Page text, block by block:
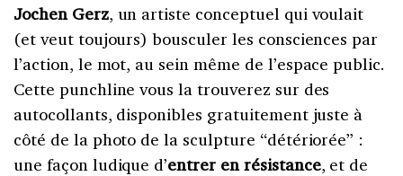
Jochen Gerz, un artiste conceptuel qui voulait
(et veut toujours) bousculer les consciences par
l’action, le mot, au sein même de l’espace public.
Cette punchline vous la trouverez sur des
autocollants, disponibles gratuitement juste à
côté de la photo de la sculpture “détériorée” :
une façon ludique d’entrer en résistance, et de